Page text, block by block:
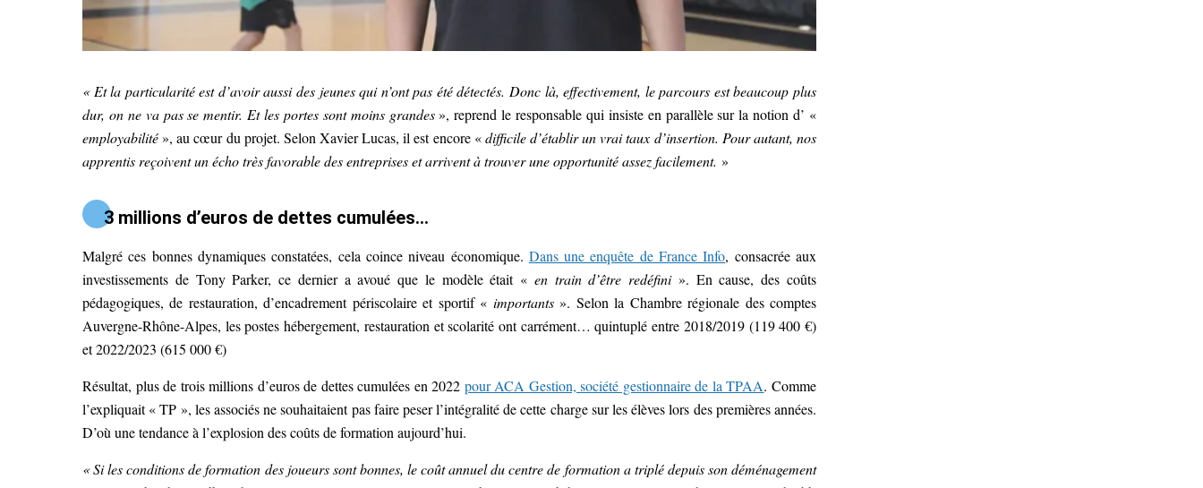
« Et la particularité est d’avoir aussi des jeunes qui n’ont pas été détectés. Donc là, effectivement, le parcours est beaucoup plus
dur, on ne va pas se mentir. Et les portes sont moins grandes», reprend le responsable qui insiste en parallèle sur la notion d’ «
employabilité», au cœur du projet. Selon Xavier Lucas, il est encore «difficile d’établir un vrai taux d’insertion. Pour autant, nos
apprentis reçoivent un écho très favorable des entreprises et arrivent à trouver une opportunité assez facilement. »
3 millions d’euros de dettes cumulées…
Malgré ces bonnes dynamiques constatées, cela coince niveau économique. Dans une enquête de France Info, consacrée aux
investissements de Tony Parker, ce dernier a avoué que le modèle était « en train d’être redéfini». En cause, des coûts
pédagogiques, de restauration, d’encadrement périscolaire et sportif « importants». Selon la Chambre régionale des comptes
Auvergne-Rhône-Alpes, les postes hébergement, restauration et scolarité ont carrément… quintuplé entre 2018/2019 (119 400 €)
et 2022/2023 (615 000 €)
Résultat, plus de trois millions d’euros de dettes cumulées en 2022 pour ACA Gestion, société gestionnaire de la TPAA. Comme
l’expliquait « TP », les associés ne souhaitaient pas faire peser l’intégralité de cette charge sur les élèves lors des premières années.
D’où une tendance à l’explosion des coûts de formation aujourd’hui.
« Si les conditions de formation des joueurs sont bonnes, le coût annuel du centre de formation a triplé depuis son déménagement